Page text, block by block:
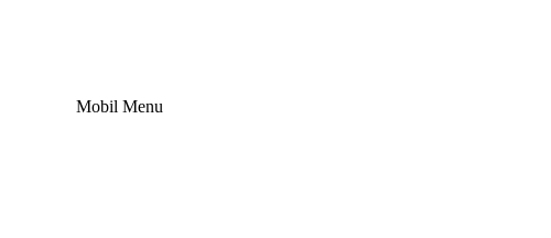
Mobil Menu